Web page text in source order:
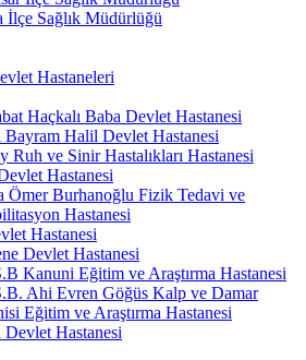
İlçe Sağlık Müdürlüğü
Hastaneleri
Haçkalı Baba Devlet Hastanesi
Bayram Halil Devlet Hastanesi
Ruh ve Sinir Hastalıkları Hastanesi
Hastanesi
Ömer Burhanoğlu Fizik Tedavi ve
Hastanesi
Hastanesi
Devlet Hastanesi
Kanuni Eğitim ve Araştırma Hastanesi
Ahi Evren Göğüs Kalp ve Damar
Eğitim ve Araştırma Hastanesi
Devlet Hastanesi